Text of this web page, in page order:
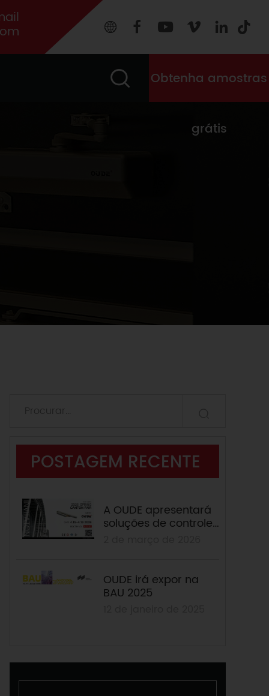
Obtenha amostras
grátis
POSTAGEM RECENTE
A OUDE apresentará
soluções de controle
Feira de Cantão.
OUDE irá expor na
BAU 2025